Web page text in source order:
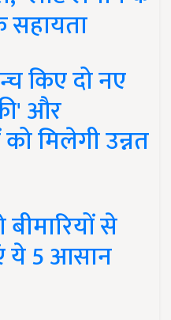
सहायता
किए दो नए
और
मिलेगी उन्नत
से
ये 5 आसान